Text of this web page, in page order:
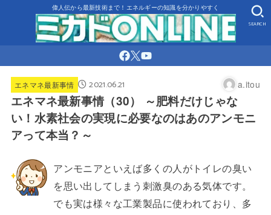
偉人伝から最新技術まで！エネルギーの知識を分かりやすく
SEARCH
エネマネ最新事情 2021.06.21 a.itou
エネマネ最新事情（30） ～肥料だけじゃな
い！水素社会の実現に必要なのはあのアンモニ
アって本当？～
アンモニアといえば多くの人がトイレの臭い
を思い出してしまう刺激臭のある気体です。
でも実は様々な工業製品に使われており、多